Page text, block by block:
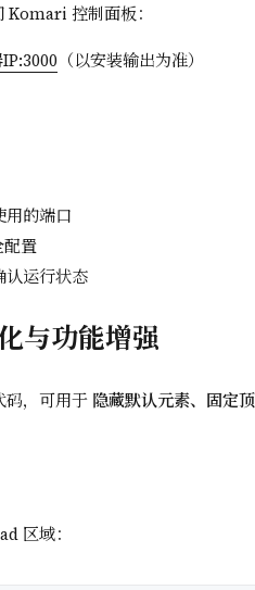
控制面板：
（以安装输出为准）
的端口
配置
运行状态
与功能增强
，可用于 隐藏默认元素、固定
区域：